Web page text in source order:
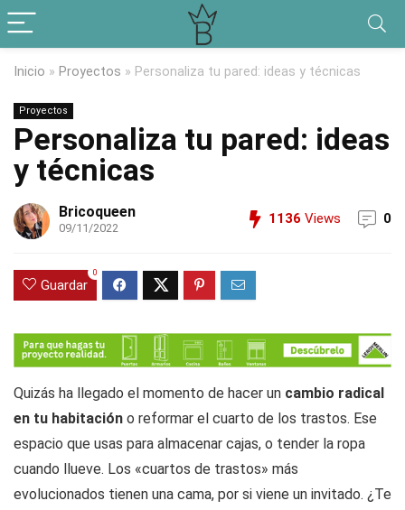
Inicio » Proyectos » Personaliza tu pared: ideas y técnicas
Proyectos
Personaliza tu pared: ideas
y técnicas
Bricoqueen
09/11/2022
1136 Views 0
Guardar
0
Quizás ha llegado el momento de hacer un cambio radical
en tu habitación o reformar el cuarto de los trastos. Ese
espacio que usas para almacenar cajas, o tender la ropa
cuando llueve. Los «cuartos de trastos» más
evolucionados tienen una cama, por si viene un invitado. ¿Te